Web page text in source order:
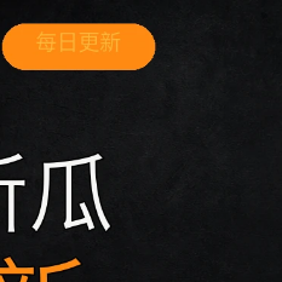
黑料移动端专题入口6围绕黑
可以先通过摘要了解主题，
关关键词堆砌，也避免多个站